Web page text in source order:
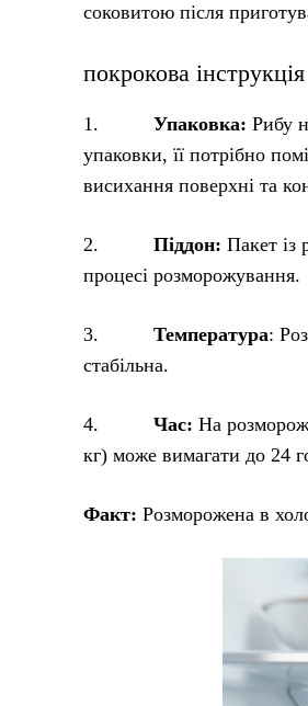
соковитою після
покрокова інструкція
1. Упаковка: Рибу
упаковки, її потрібно
висихання поверхні та
2. Піддон: Пакет із
процесі розморожування.
3. Температура:
стабільна.
4. Час: На
кг) може вимагати до 24
Факт: Розморожена в